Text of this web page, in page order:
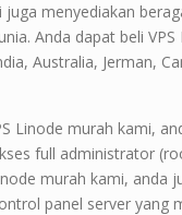
juga menyediakan
Anda dapat beli VPS
Australia, Jerman,
Linode murah kami,
full administrator
murah kami, anda
panel server yang